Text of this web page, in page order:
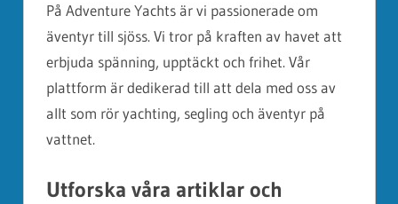
På Adventure Yachts är vi passionerade om
äventyr till sjöss. Vi tror på kraften av havet att
erbjuda spänning, upptäckt och frihet. Vår
plattform är dedikerad till att dela med oss av
allt som rör yachting, segling och äventyr på
vattnet.
Utforska våra artiklar och